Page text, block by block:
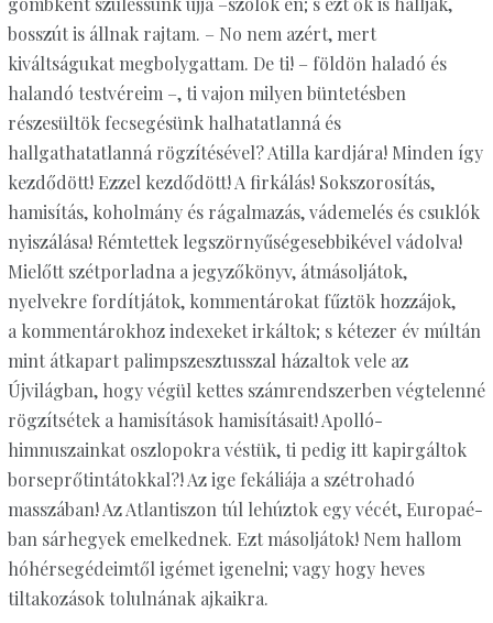
bosszút is állnak rajtam. – No nem azért, mert
kiváltságukat megbolygattam. De ti! – földön haladó és
halandó testvéreim –, ti vajon milyen büntetésben
részesültök fecsegésünk halhatatlanná és
hallgathatatlanná rögzítésével? Atilla kardjára! Minden így
kezdődött! Ezzel kezdődött! A firkálás! Sokszorosítás,
hamisítás, koholmány és rágalmazás, vádemelés és csuklók
nyiszálása! Rémtettek legszörnyűségesebbikével vádolva!
Mielőtt szétporladna a jegyzőkönyv, átmásoljátok,
nyelvekre fordítjátok, kommentárokat fűztök hozzájok,
a kommentárokhoz indexeket irkáltok; s kétezer év múltán
mint átkapart palimpszesztusszal házaltok vele az
Újvilágban, hogy végül kettes számrendszerben végtelenné
rögzítsétek a hamisítások hamisításait! Apolló-
himnuszainkat oszlopokra véstük, ti pedig itt kapirgáltok
borseprőtintátokkal?! Az ige fekáliája a szétrohadó
masszában! Az Atlantiszon túl lehúztok egy vécét, Europaé-
ban sárhegyek emelkednek. Ezt másoljátok! Nem hallom
hóhérsegédeimtől igémet igenelni; vagy hogy heves
tiltakozások tolulnának ajkaikra.